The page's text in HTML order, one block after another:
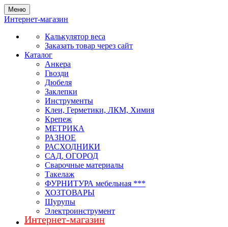
Меню
Интернет-магазин
Калькулятор веса
Заказать товар через сайт
Каталог
Анкера
Гвозди
Дюбеля
Заклепки
Инструменты
Клеи, Герметики, ЛКМ, Химия
Крепеж
МЕТРИКА
РАЗНОЕ
РАСХОДНИКИ
САД, ОГОРОД
Сварочные материалы
Такелаж
ФУРНИТУРА мебельная ***
ХОЗТОВАРЫ
Шурупы
Электроинструмент
Интернет-магазин